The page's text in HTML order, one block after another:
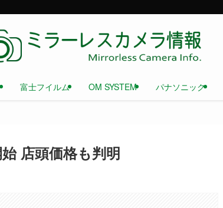
富士フイルム OM SYSTEM パナソニック
店頭価格も判明